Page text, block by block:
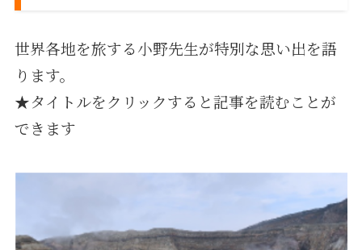
世界各地を旅する小野先生が特別な思い出を語
ります。
★タイトルをクリックすると記事を読むことが
できます